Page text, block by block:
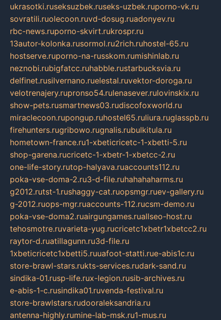
ukrasotki.ruseksuzbek.ruseks-uzbek.ruporno-vk.ru
sovratili.ruolecoon.ruvd-dosug.ruadonyev.ru
rbc-news.ruporno-skvirt.rukrospr.ru
13autor-kolonka.rusormol.ru2rich.ruhostel-65.ru
hostserve.ruporno-na-russkom.rumishinlab.ru
neznobi.rubigfatcc.ruhabble.rustarbucksvia.ru
delfinet.rusilvernano.ruelestal.ruvektor-doroga.ru
velotrenajery.rupronso54.rulenasever.rulovinskix.ru
show-pets.rusmartnews03.rudiscofoxworld.ru
miraclecoon.rupongup.ruhostel65.ruliura.ruglasspb.ru
firehunters.rugribowo.rugnalis.rubulkitula.ru
hometown-france.ru1-xbeticricetc-1-xbetti-5.ru
shop-garena.rucricetc-1-xbetr-1-xbetcc-2.ru
one-life-story.rutop-halyava.ruaccounts112.ru
poka-vse-doma-2.ru3-d-file.ruhahahaharms.ru
g2012.rutst-1.rushaggy-cat.ruopsmgr.ruev-gallery.ru
g-2012.ruops-mgr.ruaccounts-112.rucsm-demo.ru
poka-vse-doma2.ruairgungames.ruallseo-host.ru
tehosmotre.ruvarieta-yug.rucricetc1xbetr1xbetcc2.ru
raytor-d.ruatillagunn.ru3d-file.ru
1xbeticricetc1xbetti5.ruuafoot-statti.rue-abis1c.ru
store-brawl-stars.rukts-services.rudark-sand.ru
sindika-01.rusp-life.rux-legion.rusib-archives.ru
e-abis-1-c.rusindika01.ruvenda-festival.ru
store-brawlstars.rudooraleksandria.ru
antenna-highly.rumine-lab-msk.ru1-mus.ru